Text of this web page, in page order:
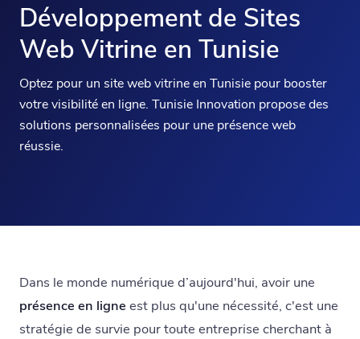
Développement de Sites
Web Vitrine en Tunisie
Optez pour un site web vitrine en Tunisie pour booster
votre visibilité en ligne. Tunisie Innovation propose des
solutions personnalisées pour une présence web
réussie.
Dans le monde numérique d’aujourd'hui, avoir une
présence en ligne est plus qu'une nécessité, c'est une
stratégie de survie pour toute entreprise cherchant à